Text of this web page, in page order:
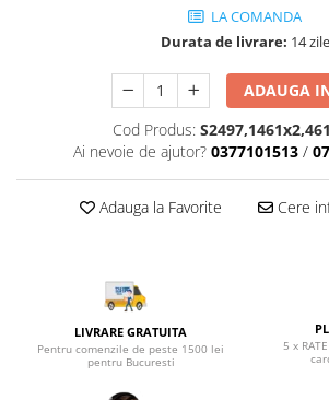
Saltele cu plasa de arcuri
Seturi mese si scaune bucatarie
Suporturi si rafturi pantofi
Portmantouri
Pantofare
Seturi mobilier hol
Mobilier gradinita
LA COMANDA
Durata de livrare: 14 zile
ADAUGA
Cod Produs:
Ai nevoie de ajutor? 0377101513 /
Adauga la Favorite Cere
LIVRARE GRATUITA
Pentru comenzile de peste 1500 lei
pentru Bucuresti
5 x